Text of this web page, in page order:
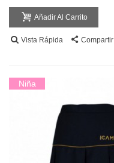
Añadir Al Carrito
Vista Rápida Compartir
Niña